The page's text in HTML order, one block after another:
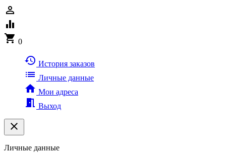
person_outline
equalizer
shopping_cart 0
history История заказов
list Личные данные
home Мои адреса
meeting_room Выход
clear
Личные данные